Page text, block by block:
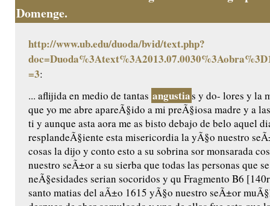
Domenge.
http://www.ub.edu/duoda/bvid/text.php?
=3:
... aflijida en medio de tantas angustias y do- lores y la
que yo me abre apareÃ§ido a mi preÃ§iosa madre y a
ti y aunque asta aora me as bisto debajo de belo aquel
resplandeÃ§iente esta misericordia la yÃ§o nuestro
cosas la dijo y conto esto a su sobrina sor monsarada
nuestro seÃ±or a su sierba que todas las personas que
neÃ§esidades serian socoridos y qu Fragmento B6
santo matias del aÃ±o 1615 yÃ§o nuestro seÃ±or